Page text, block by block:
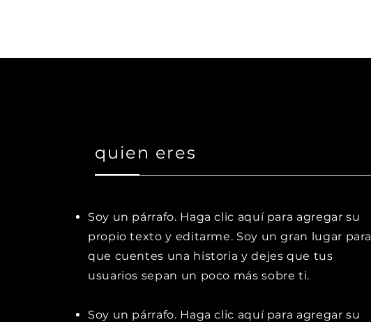
quien eres
Soy un párrafo. Haga clic aquí para agregar su
propio texto y editarme. Soy un gran lugar para
que cuentes una historia y dejes que tus
usuarios sepan un poco más sobre ti.
Soy un párrafo. Haga clic aquí para agregar su